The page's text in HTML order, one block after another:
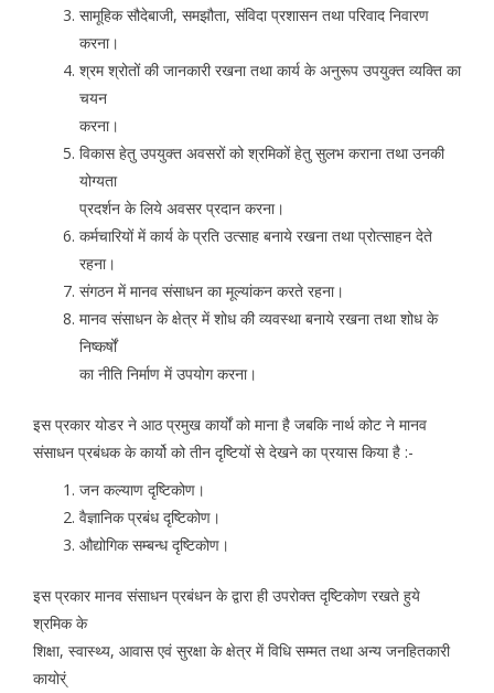
सामूहिक सौदेबाजी, समझौता, संविदा प्रशासन तथा परिवाद निवारण
करना।
श्रम श्रोतों की जानकारी रखना तथा कार्य के अनुरूप उपयुक्त व्यक्ति का
चयन
करना।
विकास हेतु उपयुक्त अवसरों को श्रमिकों हेतु सुलभ कराना तथा उनकी
योग्यता
प्रदर्शन के लिये अवसर प्रदान करना।
कर्मचारियों में कार्य के प्रति उत्साह बनाये रखना तथा प्रोत्साहन देते
रहना।
संगठन में मानव संसाधन का मूल्यांकन करते रहना।
मानव संसाधन के क्षेत्र में शोध की व्यवस्था बनाये रखना तथा शोध के
निष्कर्षों
का नीति निर्माण में उपयोग करना।
इस प्रकार योडर ने आठ प्रमुख कार्यों को माना है जबकि नार्थ कोट ने मानव
संसाधन प्रबंधक के कार्यो को तीन दृष्टियों से देखने का प्रयास किया है :-
जन कल्याण दृष्टिकोण।
वैज्ञानिक प्रबंध दृष्टिकोण।
औद्योगिक सम्बन्ध दृष्टिकोण।
इस प्रकार मानव संसाधन प्रबंधन के द्वारा ही उपरोक्त दृष्टिकोण रखते हुये
श्रमिक के
शिक्षा, स्वास्थ्य, आवास एवं सुरक्षा के क्षेत्र में विधि सम्मत तथा अन्य जनहितकारी
कायोर्ं